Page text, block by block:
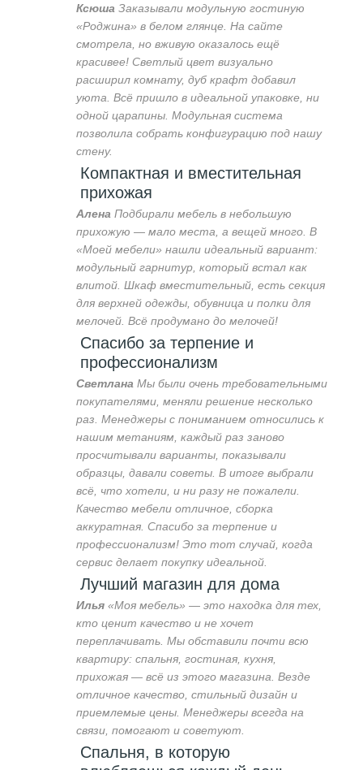
Ксюша Заказывали модульную гостиную
«Роджина» в белом глянце. На сайте
смотрела, но вживую оказалось ещё
красивее! Светлый цвет визуально
расширил комнату, дуб крафт добавил
уюта. Всё пришло в идеальной упаковке, ни
одной царапины. Модульная система
позволила собрать конфигурацию под нашу
стену.
Компактная и вместительная
прихожая
Алена Подбирали мебель в небольшую
прихожую — мало места, а вещей много. В
«Моей мебели» нашли идеальный вариант:
модульный гарнитур, который встал как
влитой. Шкаф вместительный, есть секция
для верхней одежды, обувница и полки для
мелочей. Всё продумано до мелочей!
Спасибо за терпение и
профессионализм
Светлана Мы были очень требовательными
покупателями, меняли решение несколько
раз. Менеджеры с пониманием относились к
нашим метаниям, каждый раз заново
просчитывали варианты, показывали
образцы, давали советы. В итоге выбрали
всё, что хотели, и ни разу не пожалели.
Качество мебели отличное, сборка
аккуратная. Спасибо за терпение и
профессионализм! Это тот случай, когда
сервис делает покупку идеальной.
Лучший магазин для дома
Илья «Моя мебель» — это находка для тех,
кто ценит качество и не хочет
переплачивать. Мы обставили почти всю
квартиру: спальня, гостиная, кухня,
прихожая — всё из этого магазина. Везде
отличное качество, стильный дизайн и
приемлемые цены. Менеджеры всегда на
связи, помогают и советуют.
Спальня, в которую